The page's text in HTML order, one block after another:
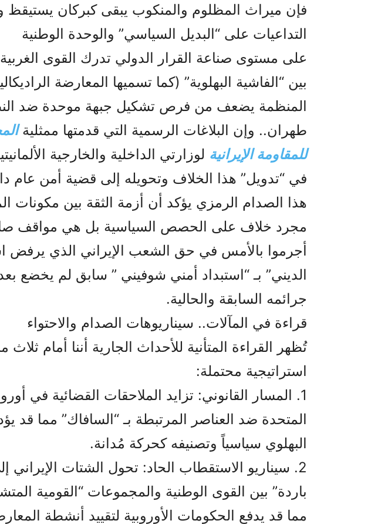
فإن ميراث المظلوم والمنكوب يبقى كبركان يستيقظ
التداعيات على “البديل السياسي” والوحدة الوطنية
على مستوى صناعة القرار الدولي تدرك القوى الغربية
بين “الفاشية البهلوية” (كما تسميها المعارضة
المنظمة يضعف من فرص تشكيل جبهة موحدة ضد
طهران.. وإن البلاغات الرسمية التي قدمتها ممثلية
للمقاومة الإيرانية لوزارتي الداخلية والخارجية
في “تدويل” هذا الخلاف وتحويله إلى قضية أمن عام
هذا الصدام الرمزي يؤكد أن أزمة الثقة بين مكونات
مجرد خلاف على الحصص السياسية بل هي مواقف
أجرموا بالأمس في حق الشعب الإيراني الذي يرفض
الديني” بـ “استبداد أمني شوفيني ” سابق لم يخضع
جرائمه السابقة والحالية.
قراءة في المآلات.. سيناريوهات الصدام والاحتواء
تُظهر القراءة المتأنية للأحداث الجارية أننا أمام
استراتيجية محتملة:
1. المسار القانوني: تزايد الملاحقات القضائية في
المتحدة ضد العناصر المرتبطة بـ “السافاك” مما قد
البهلوي سياسياً وتصنيفه كحركة مُدانة.
2. سيناريو الاستقطاب الحاد: تحول الشتات
باردة” بين القوى الوطنية والمجموعات “القومية
مما قد يدفع الحكومات الأوروبية لتقييد أنشطة